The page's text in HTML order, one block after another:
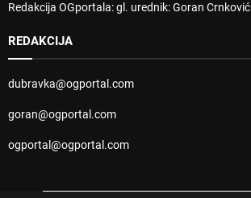
Redakcija OGportala: gl. urednik: Goran Crnković
REDAKCIJA
dubravka@ogportal.com
goran@ogportal.com
ogportal@ogportal.com